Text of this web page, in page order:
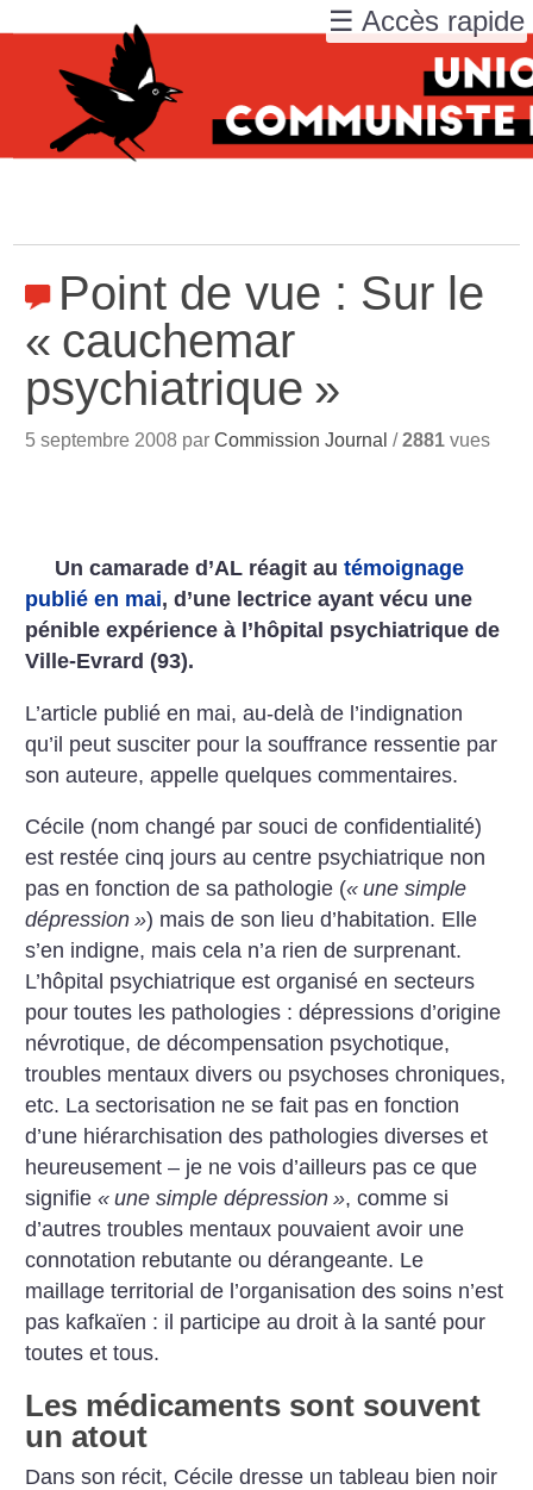
Point de vue : Sur le
« cauchemar
psychiatrique »
5 septembre 2008 parCommission Journal /2881 vues
Un camarade d’AL réagit autémoignage
publié en mai, d’une lectrice ayant vécu une
pénible expérience à l’hôpital psychiatrique de
Ville-Evrard (93).
L’article publié en mai, au-delà de l’indignation
qu’il peut susciter pour la souffrance ressentie par
son auteure, appelle quelques commentaires.
Cécile (nom changé par souci de confidentialité)
est restée cinq jours au centre psychiatrique non
pas en fonction de sa pathologie (« une simple
dépression ») mais de son lieu d’habitation. Elle
s’en indigne, mais cela n’a rien de surprenant.
L’hôpital psychiatrique est organisé en secteurs
pour toutes les pathologies : dépressions d’origine
névrotique, de décompensation psychotique,
troubles mentaux divers ou psychoses chroniques,
etc. La sectorisation ne se fait pas en fonction
d’une hiérarchisation des pathologies diverses et
heureusement – je ne vois d’ailleurs pas ce que
signifie« une simple dépression », comme si
d’autres troubles mentaux pouvaient avoir une
connotation rebutante ou dérangeante. Le
maillage territorial de l’organisation des soins n’est
pas kafkaïen : il participe au droit à la santé pour
toutes et tous.
Les médicaments sont souvent
un atout
Dans son récit, Cécile dresse un tableau bien noir
☰ Accès rapide